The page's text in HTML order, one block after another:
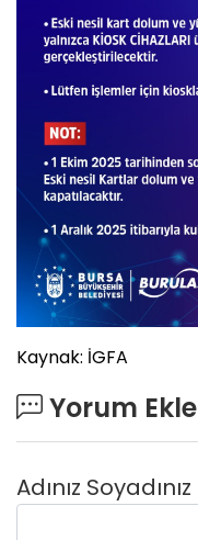
Kaynak: İGFA
Yorum Ekle
Adınız Soyadınız